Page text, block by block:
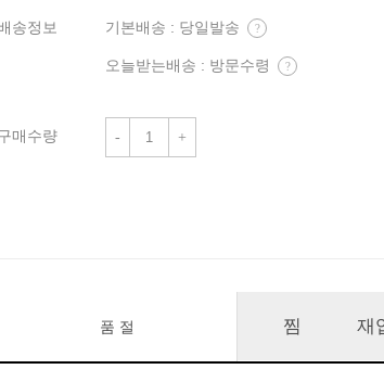
송정보 기본배송 : 당일발송 ?
오늘받는배송 : 방문수령 ?
매수량 - +
품 절 찜 재